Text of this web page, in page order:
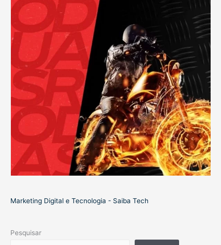
Marketing Digital e Tecnologia - Saiba Tech
Pesquisar